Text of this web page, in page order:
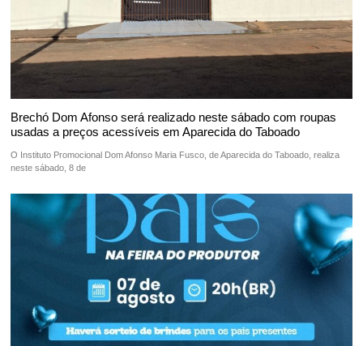
Brechó Dom Afonso será realizado neste sábado com roupas
usadas a preços acessíveis em Aparecida do Taboado
O Instituto Promocional Dom Afonso Maria Fusco, de Aparecida do Taboado, realiza
neste sábado, 8 de